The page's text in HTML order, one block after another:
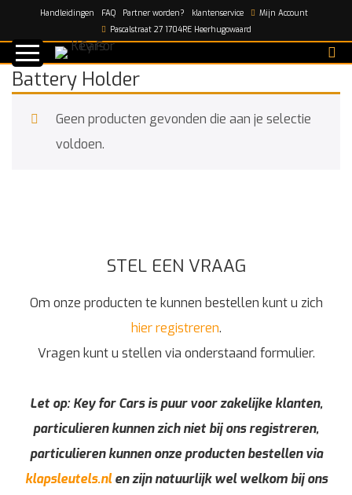
Handleidingen FAQ Partner worden? klantenservice
Mijn Account
Pascalstraat 27 1704RE Heerhugowaard
Home/Battery Holder
Battery Holder
Geen producten gevonden die aan je selectie
voldoen.
STEL EEN VRAAG
Om onze producten te kunnen bestellen kunt u zich
hier registreren.
Vragen kunt u stellen via onderstaand formulier.
Let op: Key for Cars is puur voor zakelijke klanten,
particulieren kunnen zich niet bij ons registreren,
particulieren kunnen onze producten bestellen via
klapsleutels.nlen zijn natuurlijk wel welkom bij ons